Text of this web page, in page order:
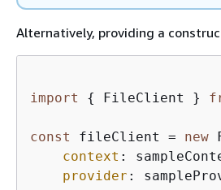
Alternatively, providing a
import { FileClient }
const fileClient = new
context :
provider :